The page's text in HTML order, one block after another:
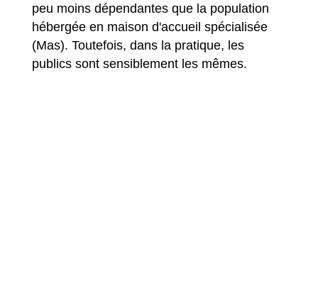
peu moins dépendantes que la population
hébergée en maison d'accueil spécialisée
(Mas). Toutefois, dans la pratique, les
publics sont sensiblement les mêmes.